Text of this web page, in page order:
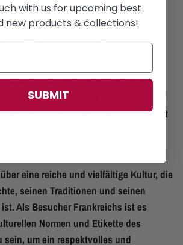
großer Reiserucksäckean.
nicht zu spät
wichtig. Stellen Sie daher
zu Terminen und Reservierungen
zu spät kommen, rufen Sie unbedingt
Sie der Person Bescheid. Kennen Sie
Kultur und Etikette?
eine reiche und vielfältige Kultur, die
seinen Traditionen und seinen
Als Besucher Frankreichs ist es
Normen und Etikette des
sein, um ein respektvolles und
with us for upcoming best
new products & collections!
SUBMIT